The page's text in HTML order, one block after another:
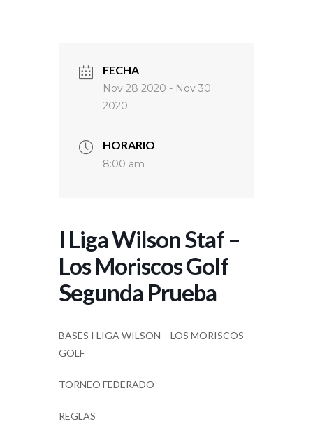
FECHA
Nov 28 2020 - Nov 30
2020
HORARIO
8:00 am
I Liga Wilson Staf –
Los Moriscos Golf
Segunda Prueba
BASES I LIGA WILSON – LOS MORISCOS
GOLF
TORNEO FEDERADO
REGLAS